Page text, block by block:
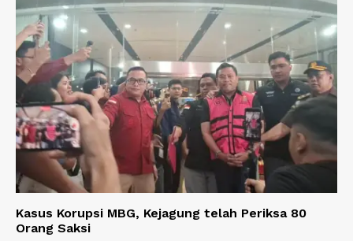
Kasus Korupsi MBG, Kejagung telah Periksa 80
Orang Saksi